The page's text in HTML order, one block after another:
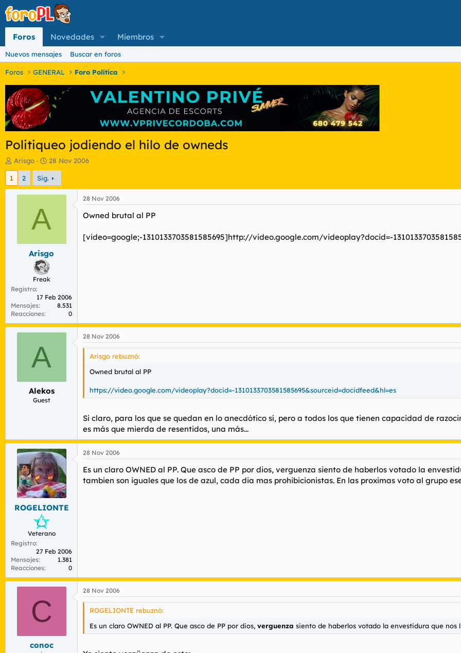
Foros Novedades Miembros
Nuevos mensajes Buscar en foros
Foros GENERAL Foro Política
Politiqueo jodiendo el hilo de owneds
I
n
c
d
m
Arisgo
F
e
c
h
a
i
i
c
i
o
28 Nov 2006
1 2 Sig.
A
Arisgo
Freak
Registro
17 Feb 2006
Mensajes
8.531
Reacciones
0
28 Nov 2006
Owned brutal al PP
[video=google;-1310133703581585695]http://video.google.com/videoplay?docid=-
A
Alekos
Guest
28 Nov 2006
Arisgo rebuznó:
Owned brutal al PP
https://video.google.com/videoplay?docid=-1310133703581585695&sourceid=docidfeed&hl=es
Si claro, para los que se quedan en lo anecdótico sí, pero a todos los que tienen capacidad de
es más que mierda de resentidos, una más...
ROGELIONTE
Veterano
Registro
27 Feb 2006
Mensajes
1.381
Reacciones
0
28 Nov 2006
Es un claro OWNED al PP. Que asco de PP por dios, verguenza siento de haberlos votado la
tambien son iguales que los de azul, cada dia mas prohibicionistas. En las proximas voto al grupo
C
conoc
28 Nov 2006
ROGELIONTE rebuznó:
Es un claro OWNED al PP. Que asco de PP por dios, verguenza siento de haberlos votado la envestidura que nos